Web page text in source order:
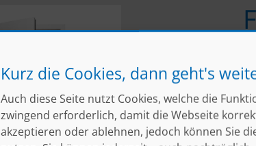
Kurz die Cookies, dann geht's
Auch diese Seite nutzt Cookies, welche die
zwingend erforderlich, damit die Webseite
akzeptieren oder ablehnen, jedoch können Sie